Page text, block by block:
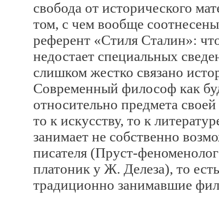
свобода от исторического
том, с чем вообще
референт «Стиля Сталин»:
недостает специальных
слишком жестко связано
Современный философ как
относительно предмета
то к искусству, то к
занимает не собственно
писателя (Пруст-
платоник у Ж. Делеза), то
традиционно занимавшие